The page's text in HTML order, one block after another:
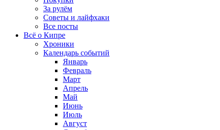
За рулём
Советы и лайфхаки
Все посты
Всё о Кипре
Хроники
Календарь событий
Январь
Февраль
Март
Апрель
Май
Июнь
Июль
Август